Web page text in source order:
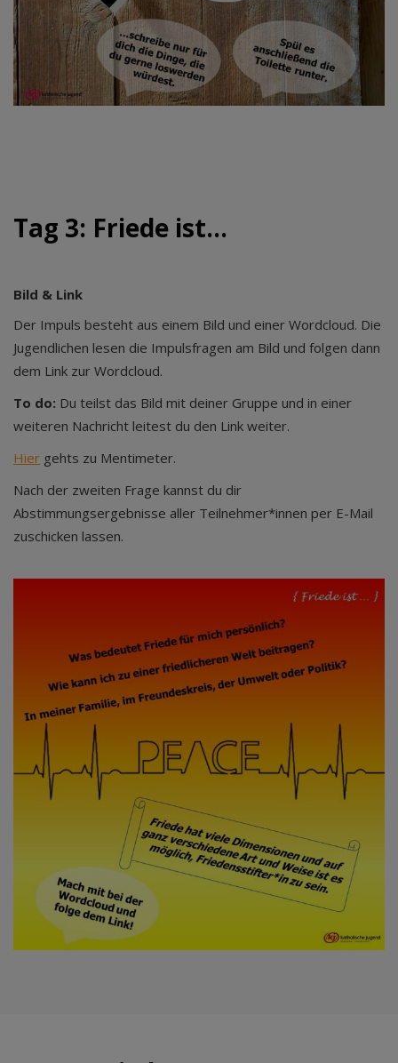
Tag 3: Friede ist...
Bild & Link
Der Impuls besteht aus einem Bild und einer Wordcloud. Die
Jugendlichen lesen die Impulsfragen am Bild und folgen dann
dem Link zur Wordcloud.
To do: Du teilst das Bild mit deiner Gruppe und in einer
weiteren Nachricht leitest du den Link weiter.
Hier gehts zu Mentimeter.
Nach der zweiten Frage kannst du dir
Abstimmungsergebnisse aller Teilnehmer*innen per E-Mail
zuschicken lassen.